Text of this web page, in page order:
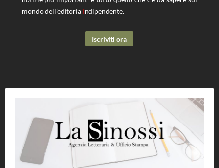
BOOK OFFICE – PUNTATA #5 – NEL SILENZI...
BOOK OFFICE – PUNTATA #4 – IL SALONE I...
BOOK OFFICE – PUNTATA #3 – LIBRI BRUCI...
BOOK OFFICE – PUNTATA #2 – AMORE PER I...
mondo dell’editoria Indipendente.
Iscriviti ora